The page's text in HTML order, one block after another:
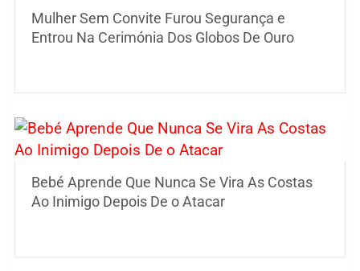
Mulher Sem Convite Furou Segurança e
Entrou Na Cerimónia Dos Globos De Ouro
Bebé Aprende Que Nunca Se Vira As Costas
Ao Inimigo Depois De o Atacar